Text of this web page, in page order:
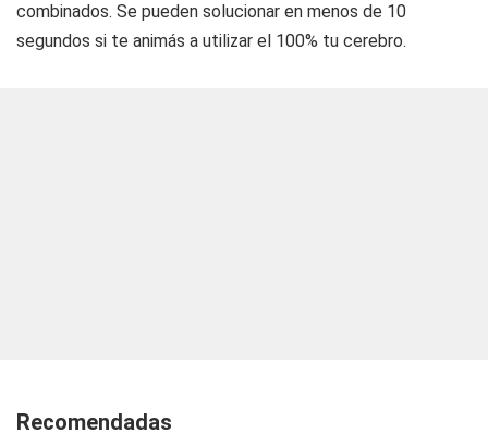
combinados. Se pueden solucionar en menos de 10
segundos si te animás a utilizar el 100% tu cerebro.
Recomendadas